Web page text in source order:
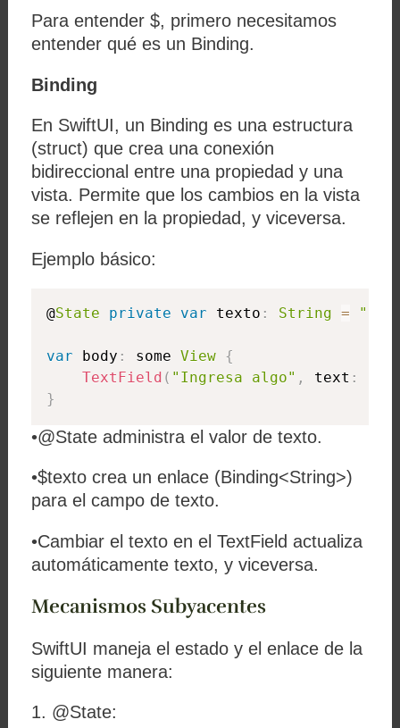
Para entender$, primero necesitamos
entender qué es un Binding.
Binding
En SwiftUI, un Binding es una estructura
(struct) que crea una conexión
bidireccional entre una propiedad y una
vista. Permite que los cambios en la vista
se reflejen en la propiedad, y viceversa.
Ejemplo básico:
@State private var texto : String =
var body : some View {
TextField ( "Ingresa algo" , text :
}
•@State administra el valor detexto.
•$texto crea un enlace (Binding<String>)
para el campo de texto.
•Cambiar el texto en elTextField actualiza
automáticamentetexto, y viceversa.
Mecanismos Subyacentes
SwiftUI maneja el estado y el enlace de la
siguiente manera:
1. @State: